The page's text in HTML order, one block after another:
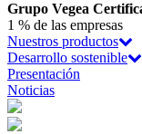
Grupo Vegea
1 % de las empresas
Nuestros productos
Desarrollo sostenible
Presentación
Noticias